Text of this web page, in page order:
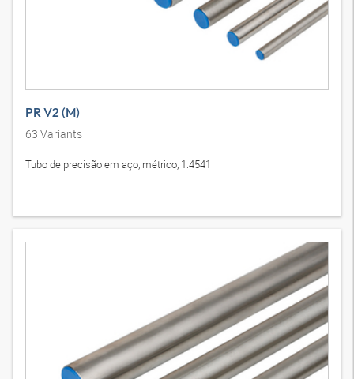
PR V2 (M)
63 Variants
Tubo de precisão em aço, métrico, 1.4541